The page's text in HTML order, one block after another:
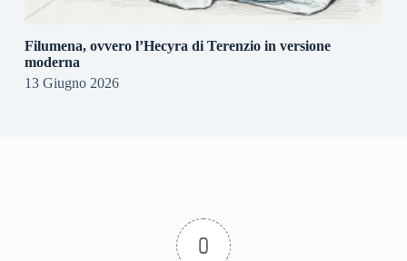
Filumena, ovvero l’Hecyra di Terenzio in versione
moderna
13 Giugno 2026
0